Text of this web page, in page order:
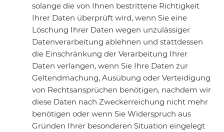
solange die von Ihnen bestrittene Richtigkeit
Ihrer Daten überprüft wird, wenn Sie eine
Löschung Ihrer Daten wegen unzulässiger
Datenverarbeitung ablehnen und stattdessen
die Einschränkung der Verarbeitung Ihrer
Daten verlangen, wenn Sie Ihre Daten zur
Geltendmachung, Ausübung oder Verteidigung
von Rechtsansprüchen benötigen, nachdem wir
diese Daten nach Zweckerreichung nicht mehr
benötigen oder wenn Sie Widerspruch aus
Gründen Ihrer besonderen Situation eingelegt